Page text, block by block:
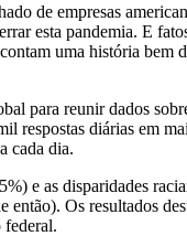
de empresas
esta pandemia. E
uma história
para reunir dados
respostas diárias em
cada dia.
e as disparidades
Os resultados